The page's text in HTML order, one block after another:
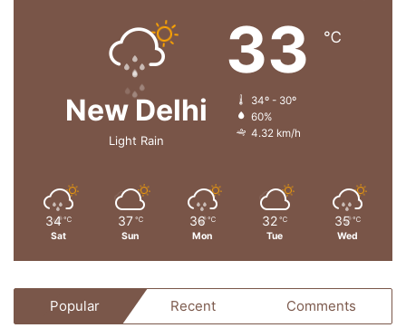
New Delhi
Light Rain
33 ℃
34º - 30º
60%
4.32 km/h
34 ℃
Sat
37 ℃
Sun
36 ℃
Mon
32 ℃
Tue
35 ℃
Wed
Popular Recent Comments